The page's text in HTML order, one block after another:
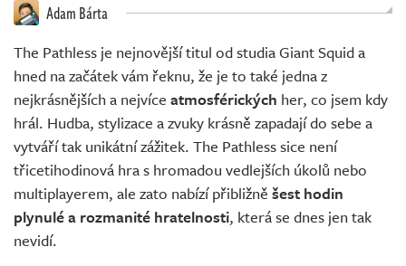
Adam Bárta
The Pathless je nejnovější titul od studia Giant Squid a
hned na začátek vám řeknu, že je to také jedna z
nejkrásnějších a nejvíce atmosférických her, co jsem kdy
hrál. Hudba, stylizace a zvuky krásně zapadají do sebe a
vytváří tak unikátní zážitek. The Pathless sice není
třicetihodinová hra s hromadou vedlejších úkolů nebo
multiplayerem, ale zato nabízí přibližně šest hodin
plynulé a rozmanité hratelnosti, která se dnes jen tak
nevidí.